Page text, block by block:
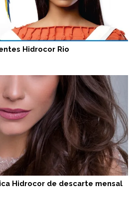
Hidrocor Rio
Hidrocor de descarte mensal